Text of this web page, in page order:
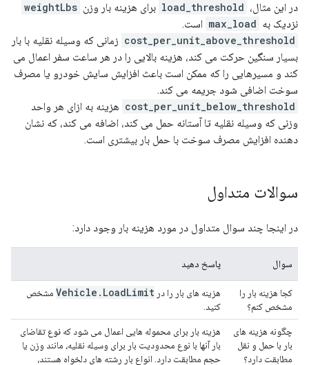
در این مثال، load_threshold برای هزینه بار وزن weightLbs
نزدیک به max_load است.
cost_per_unit_above_threshold زمانی که وسیله نقلیه با بار
بسیار سنگین حرکت می کند، هزینه بالایی را در هر ساعت سفر اعمال می
کند و مسیرهایی را که ممکن است باعث افزایش سایش خودرو یا مصرف
سوخت اضافی شود جریمه می کند.
cost_per_unit_below_threshold هزینه به ازای هر واحد
وزنی که وسیله نقلیه تا آستانه حمل می کند، اضافه می کند، که نشان
دهنده افزایش مصرف سوخت با حمل بار بیشتری است.
سوالات متداول
در اینجا چند سوال متداول در مورد هزینه بار وجود دارد:
سوال پاسخ دهید
کجا هزینه بار را
مشخص کنم؟
هزینه های بار را در Vehicle . LoadLimit
مشخص
کنید.
چگونه هزینه های
بار با حمل و نقل
مطابقت دارد؟
هزینه بار برای محموله هایی اعمال می شود که نوع تقاضای
بار آنها با نوع محدودیت بار برای وسیله نقلیه، مانند وزن یا
حجم مطابقت دارد. انواع بار رشته های دلخواه هستند،